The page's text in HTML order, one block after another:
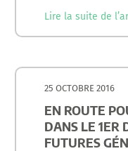
Lire la suite de
25 OCTOBRE 2016
EN ROUTE
DANS LE 1ER
FUTURES